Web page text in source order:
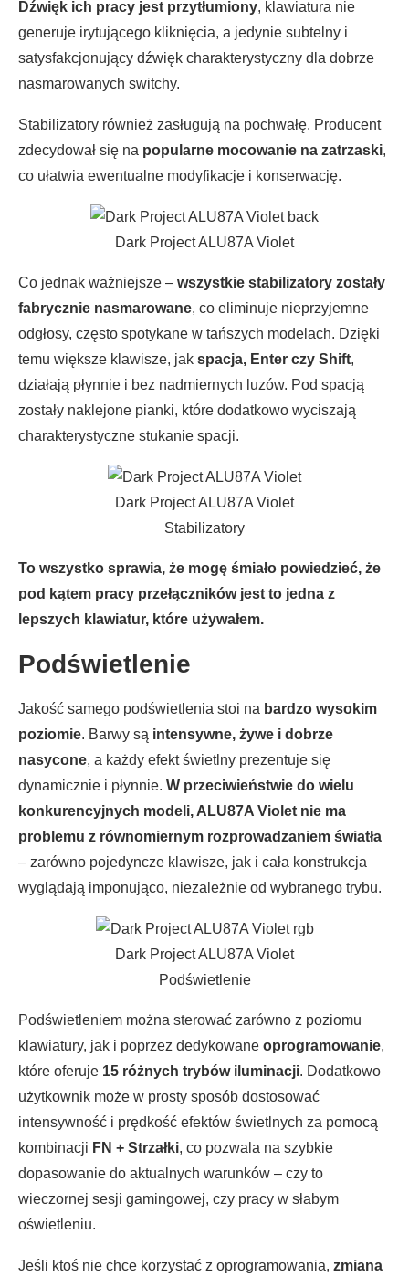
Dźwięk ich pracy jest przytłumiony, klawiatura nie
generuje irytującego kliknięcia, a jedynie subtelny i
satysfakcjonujący dźwięk charakterystyczny dla dobrze
nasmarowanych switchy.
Stabilizatory również zasługują na pochwałę. Producent
zdecydował się na popularne mocowanie na zatrzaski,
co ułatwia ewentualne modyfikacje i konserwację.
Dark Project ALU87A Violet
Co jednak ważniejsze – wszystkie stabilizatory zostały
fabrycznie nasmarowane, co eliminuje nieprzyjemne
odgłosy, często spotykane w tańszych modelach. Dzięki
temu większe klawisze, jak spacja, Enter czy Shift,
działają płynnie i bez nadmiernych luzów. Pod spacją
zostały naklejone pianki, które dodatkowo wyciszają
charakterystyczne stukanie spacji.
Dark Project ALU87A Violet
Stabilizatory
To wszystko sprawia, że mogę śmiało powiedzieć, że
pod kątem pracy przełączników jest to jedna z
lepszych klawiatur, które używałem.
Podświetlenie
Jakość samego podświetlenia stoi na bardzo wysokim
poziomie. Barwy są intensywne, żywe i dobrze
nasycone, a każdy efekt świetlny prezentuje się
dynamicznie i płynnie. W przeciwieństwie do wielu
konkurencyjnych modeli, ALU87A Violet nie ma
problemu z równomiernym rozprowadzaniem światła
– zarówno pojedyncze klawisze, jak i cała konstrukcja
wyglądają imponująco, niezależnie od wybranego trybu.
Dark Project ALU87A Violet
Podświetlenie
Podświetleniem można sterować zarówno z poziomu
klawiatury, jak i poprzez dedykowane oprogramowanie,
które oferuje 15 różnych trybów iluminacji. Dodatkowo
użytkownik może w prosty sposób dostosować
intensywność i prędkość efektów świetlnych za pomocą
kombinacji FN + Strzałki, co pozwala na szybkie
dopasowanie do aktualnych warunków – czy to
wieczornej sesji gamingowej, czy pracy w słabym
oświetleniu.
Jeśli ktoś nie chce korzystać z oprogramowania, zmiana